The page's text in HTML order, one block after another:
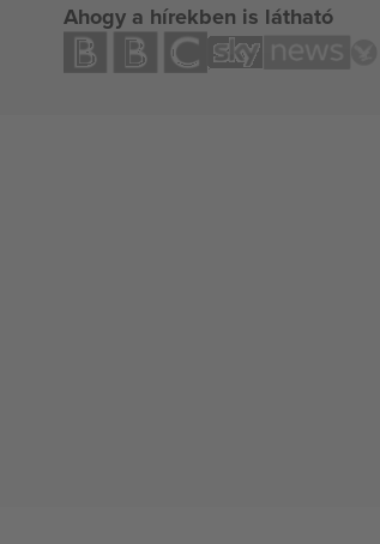
Ahogy a hírekben is látható